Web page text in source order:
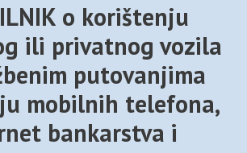
o korištenju
ili privatnog vozila
putovanjima
mobilnih telefona,
bankarstva i